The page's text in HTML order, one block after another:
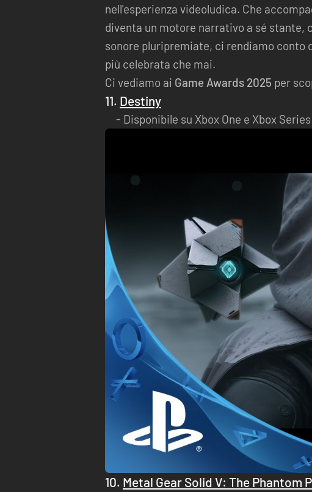
nell'esperienza videoludica. Che
diventa un motore narrativo a sé stante,
sonore pluripremiate, ci rendiamo conto
più celebrata che mai.
Ci vediamo ai Game Awards 2025 per
11. Destiny
Disponibile su Xbox One e Xbox Series
10. Metal Gear Solid V: The Phantom